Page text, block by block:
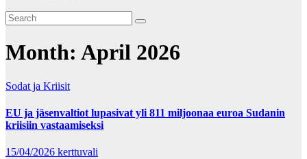
Month: April 2026
Sodat ja Kriisit
EU ja jäsenvaltiot lupasivat yli 811 miljoonaa euroa Sudanin
kriisiin vastaamiseksi
15/04/2026 kerttuvali